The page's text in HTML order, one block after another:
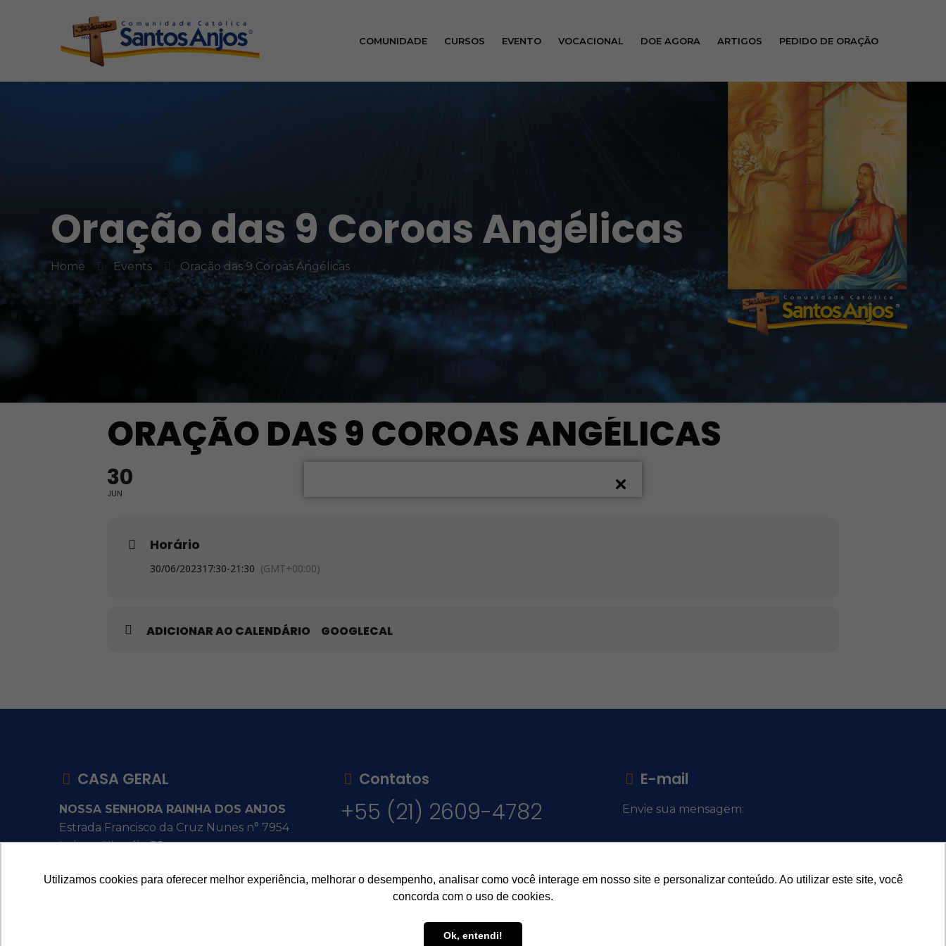
Utilizamos cookies para oferecer melhor experiência, melhorar o desempenho, analisar como você interage em nosso site e personalizar conteúdo. Ao utilizar este site, você
concorda com o uso de cookies.
Ok, entendi!
COMUNIDADE CURSOS EVENTO VOCACIONAL DOE AGORA ARTIGOS PEDIDO DE ORAÇÃO
Oração das 9 Coroas Angélicas
Home Events Oração das 9 Coroas Angélicas
ORAÇÃO DAS 9 COROAS ANGÉLICAS
30
JUN
Horário
30/06/202317:30-21:30 (GMT+00:00)
ADICIONAR AO CALENDÁRIO GOOGLECAL
CASA GERAL
NOSSA SENHORA RAINHA DOS ANJOS
Estrada Francisco da Cruz Nunes n° 7954
Itaipu - Niterói - RJ
Contatos
+55 (21) 2609-4782
E-mail
Envie sua mensagem: